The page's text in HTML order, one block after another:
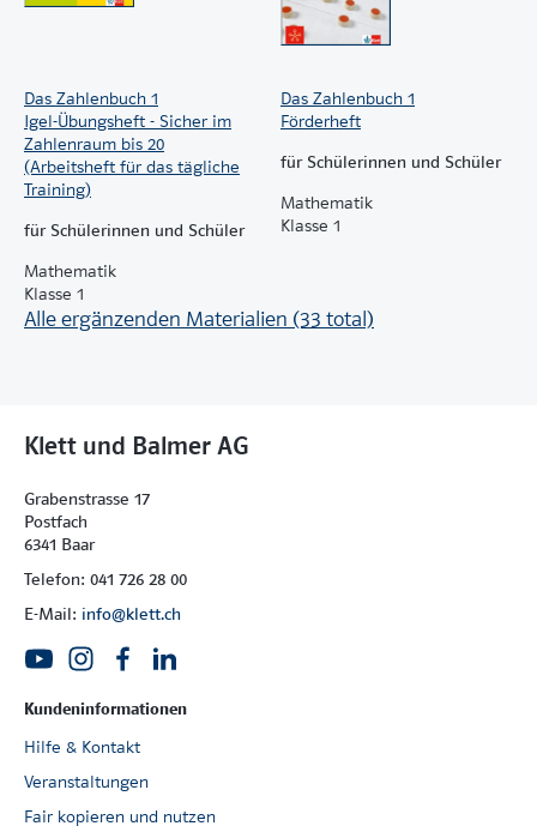
Das Zahlenbuch 1
Igel-Übungsheft - Sicher im
Zahlenraum bis 20
(Arbeitsheft für das tägliche
Training)
für Schülerinnen und Schüler
Mathematik
Klasse 1
Das Zahlenbuch 1
Förderheft
für Schülerinnen und Schüler
Mathematik
Klasse 1
Alle ergänzenden Materialien (33 total)
Klett und Balmer AG
Grabenstrasse 17
Postfach
6341 Baar
Telefon: 041 726 28 00
E-Mail: info@klett.ch
Kundeninformationen
Hilfe & Kontakt
Veranstaltungen
Fair kopieren und nutzen